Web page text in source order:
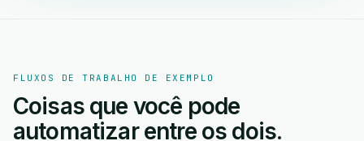
FLUXOS DE TRABALHO DE EXEMPLO
Coisas que você pode
automatizar entre os dois.